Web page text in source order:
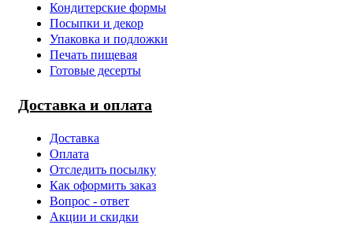
Кондитерские формы
Посыпки и декор
Упаковка и подложки
Печать пищевая
Готовые десерты
Доставка и оплата
Доставка
Оплата
Отследить посылку
Как оформить заказ
Вопрос - ответ
Акции и скидки